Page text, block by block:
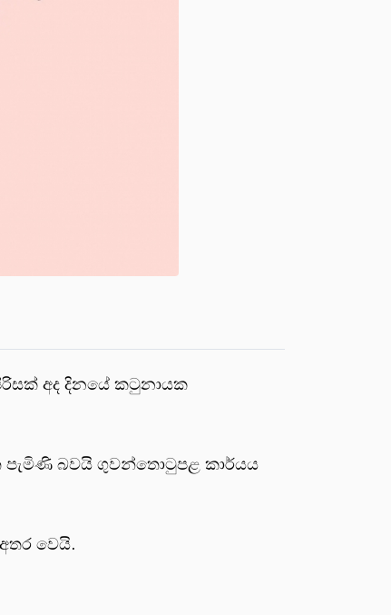
අද දිනයේ කටුනායක
පැමිණි බවයි ගුවන්තොටුපළ කාර්යය
වෙයි.